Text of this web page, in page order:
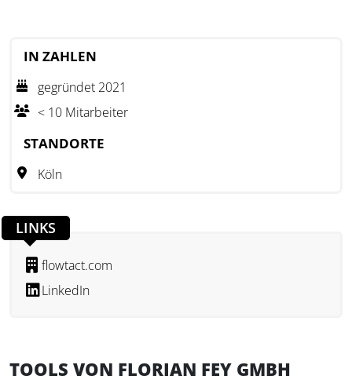
IN ZAHLEN
gegründet 2021
< 10 Mitarbeiter
STANDORTE
Köln
LINKS
flowtact.com
LinkedIn
TOOLS VON FLORIAN FEY GMBH